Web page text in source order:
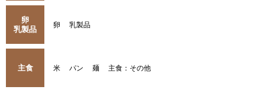
卵
乳製品
卵 乳製品
主食 米 パン 麺 主食：その他